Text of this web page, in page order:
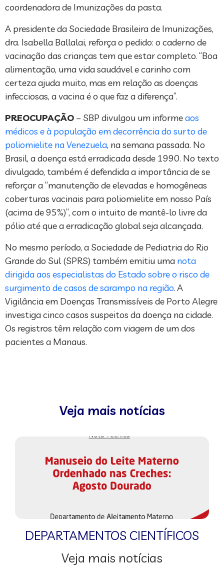
coordenadora de Imunizações da pasta.
A presidente da Sociedade Brasileira de Imunizações,
dra. Isabella Ballalai, reforça o pedido: o caderno de
vacinação das crianças tem que estar completo. “Boa
alimentação, uma vida saudável e carinho com
certeza ajuda muito, mas em relação as doenças
infecciosas, a vacina é o que faz a diferença”.
PREOCUPAÇÃO – SBP divulgou um informeaos
médicos e à população em decorrência do surto de
poliomielite na Venezuela, na semana passada. No
Brasil, a doença está erradicada desde 1990. No texto
divulgado, também é defendida a importância de se
reforçar a “manutenção de elevadas e homogêneas
coberturas vacinais para poliomielite em nosso País
(acima de 95%)”, com o intuito de mantê-lo livre da
pólio até que a erradicação global seja alcançada.
No mesmo período, a Sociedade de Pediatria do Rio
Grande do Sul (SPRS) também emitiu uma nota
dirigida aos especialistas do Estado sobre o risco de
surgimento de casos de sarampo na região. A
Vigilância em Doenças Transmissíveis de Porto Alegre
investiga cinco casos suspeitos da doença na cidade.
Os registros têm relação com viagem de um dos
pacientes a Manaus.
Veja mais notícias
DEPARTAMENTOS CIENTÍFICOS
Veja mais notícias